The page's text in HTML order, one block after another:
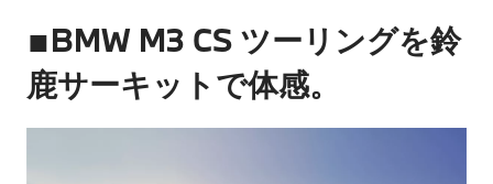
■BMW M3 CS ツーリングを鈴
鹿サーキットで体感。